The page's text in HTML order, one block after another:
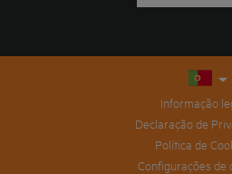
Informação
Declaração de
Política de
Configurações de